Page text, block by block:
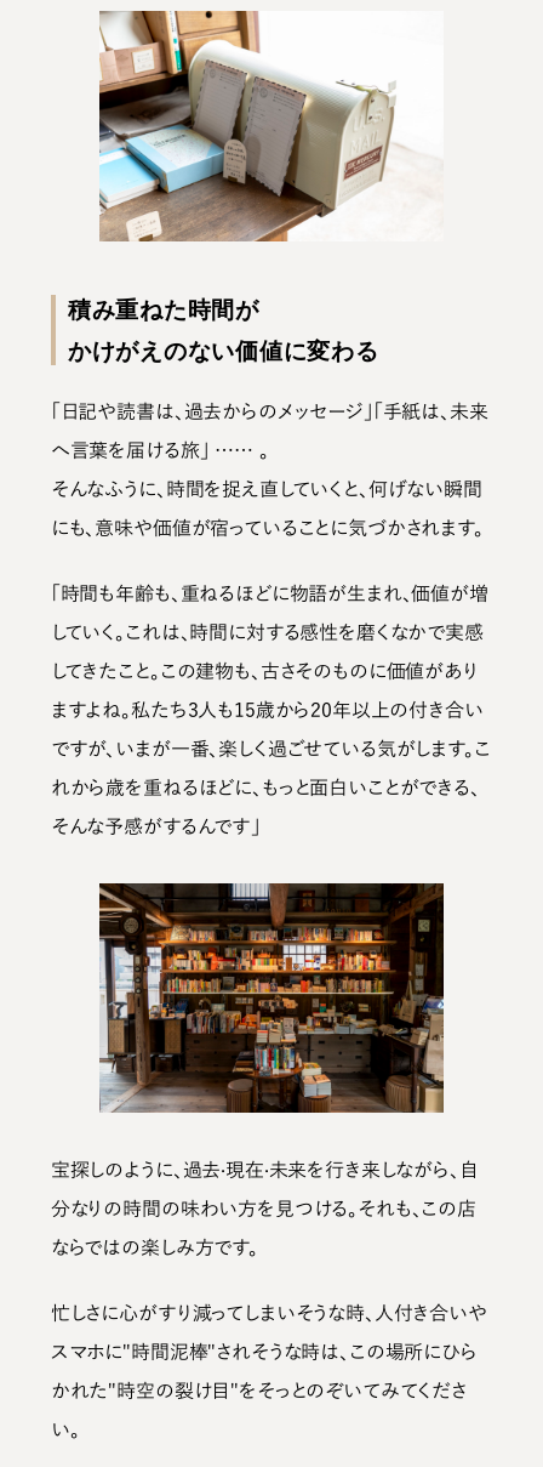
積み重ねた時間が
かけがえのない価値に変わる
「日記や読書は、過去からのメッセージ」「手紙は、未来
へ言葉を届ける旅」 …… 。
そんなふうに、時間を捉え直していくと、何げない瞬間
にも、意味や価値が宿っていることに気づかされます。
「時間も年齢も、重ねるほどに物語が生まれ、価値が増
していく。これは、時間に対する感性を磨くなかで実感
してきたこと。この建物も、古さそのものに価値があり
ますよね。私たち3人も15歳から20年以上の付き合い
ですが、いまが一番、楽しく過ごせている気がします。こ
れから歳を重ねるほどに、もっと面白いことができる、
そんな予感がするんです」
宝探しのように、過去·現在·未来を行き来しながら、自
分なりの時間の味わい方を見つける。それも、この店
ならではの楽しみ方です。
忙しさに心がすり減ってしまいそうな時、人付き合いや
スマホに"時間泥棒"されそうな時は、この場所にひら
かれた"時空の裂け目"をそっとのぞいてみてくださ
い。